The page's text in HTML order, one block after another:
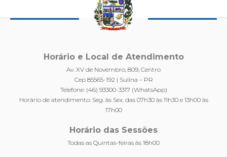
Horário e Local de Atendimento
Av. XV de Novembro, 809, Centro
Cep 85565-192 | Sulina – PR
Telefone: (46) 93300-3317 (WhatsApp)
Horário de atendimento: Seg. às Sex. das 07h30 às 11h30 e 13h00 às
17h00
Horário das Sessões
Todas as Quintas-feiras às 18h00